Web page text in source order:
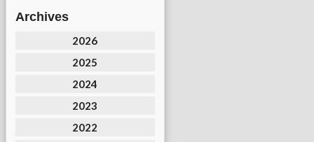
Archives
2026
2025
2024
2023
2022